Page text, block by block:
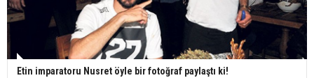
Etin imparatoru Nusret öyle bir fotoğraf paylaştı ki!